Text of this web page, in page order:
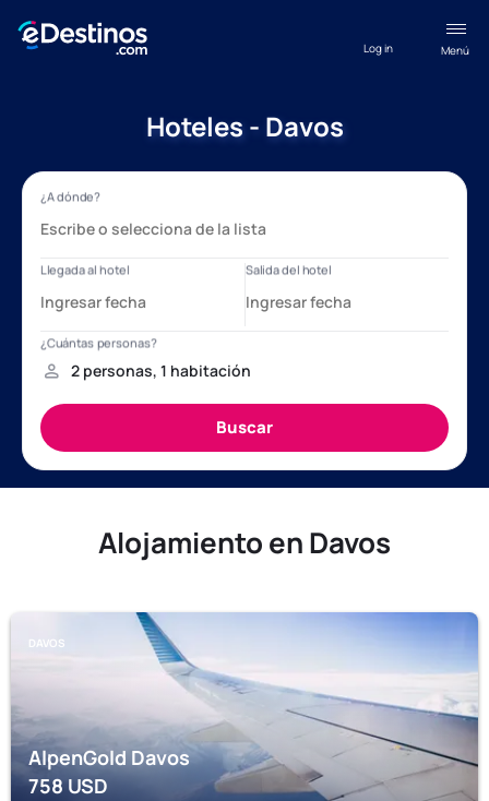
Menú
Log in
Hoteles - Davos
Alojamiento en Davos
DAVOS
AlpenGold Davos
758USD